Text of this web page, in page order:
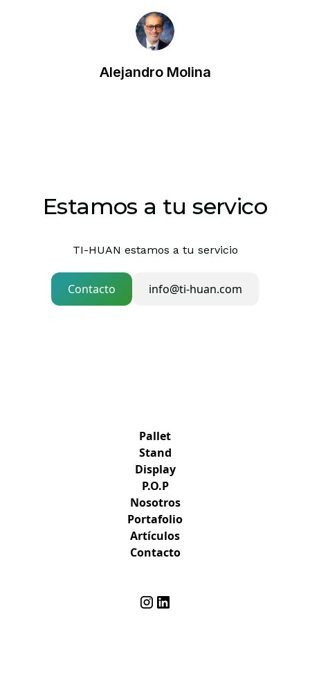
Alejandro Molina
Estamos a tu servico
TI-HUAN estamos a tu servicio
Contacto info@ti-huan.com
Pallet
Stand
Display
P.O.P
Nosotros
Portafolio
Artículos
Contacto